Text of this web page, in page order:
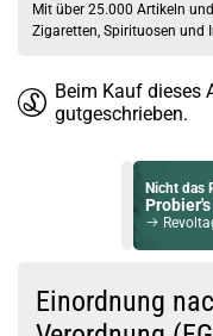
Mit über 25.000 Artikeln
Zigaretten, Spirituosen und
Beim Kauf dieses
gutgeschrieben.
Nicht das
Revoltage
Check
Vampire
Einordnung